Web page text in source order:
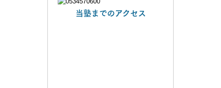
当塾までのアクセス